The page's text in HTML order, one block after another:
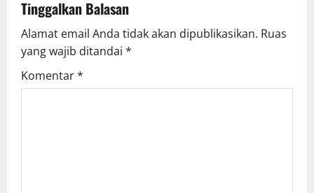
v
i
g
Tinggalkan Balasan
Alamat email Anda tidak akan dipublikasikan. Ruas
yang wajib ditandai *
Komentar*